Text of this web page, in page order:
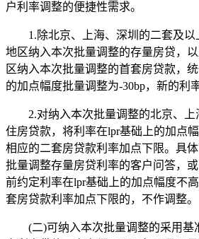
户利率调整的便捷性需求。
1.除北京、上海、深圳的二套及以
地区纳入本次批量调整的存量房贷，
区纳入本次批量调整的首套房贷款，
的加点幅度批量调整为-30bp，新的利
2.对纳入本次批量调整的北京、上
住房贷款，将利率在lpr基础上的加点
相应的二套房贷款利率加点下限。具
批量调整存量房贷利率的客户问答，
前约定利率在lpr基础上的加点幅度不
套房贷款利率加点下限的，不作调整。
(二)可纳入本次批量调整的采用基